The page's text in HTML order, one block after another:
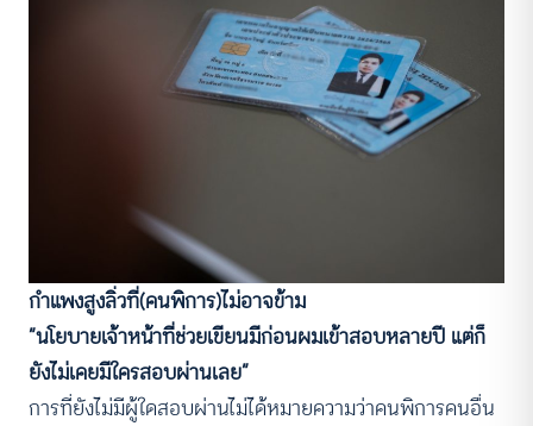
กำแพงสูงลิ่วที่(คนพิการ)ไม่อาจข้าม
“นโยบายเจ้าหน้าที่ช่วยเขียนมีก่อนผมเข้าสอบหลายปี แต่ก็
ยังไม่เคยมีใครสอบผ่านเลย”
การที่ยังไม่มีผู้ใดสอบผ่านไม่ได้หมายความว่าคนพิการคนอื่น